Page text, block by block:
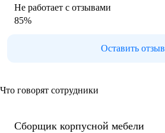
Не работает с отзывами
85%
Оставить отзыв
Что говорят сотрудники
Сборщик корпусной мебели